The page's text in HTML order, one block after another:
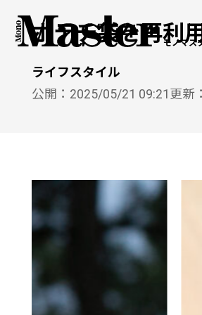
モノマス
ポテチ袋を再利
ライフスタイル
公開： 2025/05/21 09:21更新：